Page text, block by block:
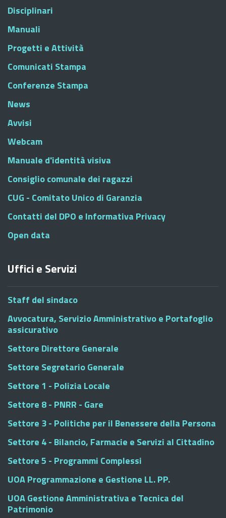
Disciplinari
Manuali
Progetti e Attività
Comunicati Stampa
Conferenze Stampa
News
Avvisi
Webcam
Manuale d'identità visiva
Consiglio comunale dei ragazzi
CUG - Comitato Unico di Garanzia
Contatti del DPO e Informativa Privacy
Open data
Uffici e Servizi
Staff del sindaco
Avvocatura, Servizio Amministrativo e Portafoglio
assicurativo
Settore Direttore Generale
Settore Segretario Generale
Settore 1 - Polizia Locale
Settore 8 - PNRR - Gare
Settore 3 - Politiche per il Benessere della Persona
Settore 4 - Bilancio, Farmacie e Servizi al Cittadino
Settore 5 - Programmi Complessi
UOA Programmazione e Gestione LL. PP.
UOA Gestione Amministrativa e Tecnica del
Patrimonio